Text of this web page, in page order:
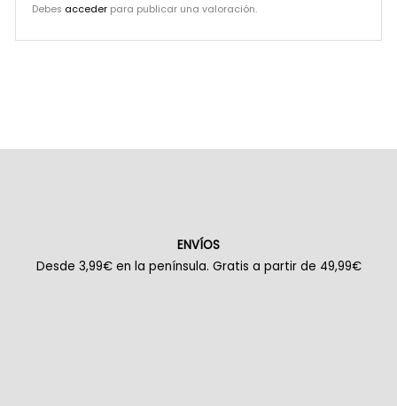
Debes acceder para publicar una valoración.
ENVÍOS
Desde 3,99€ en la península. Gratis a partir de 49,99€